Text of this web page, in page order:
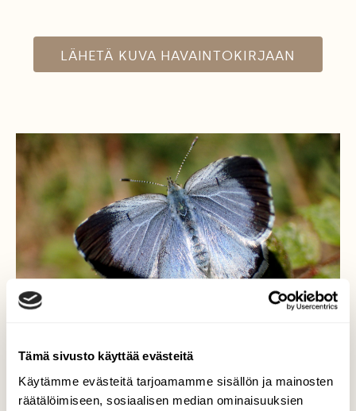
Tämä sivusto käyttää evästeitä
Käytämme evästeitä tarjoamamme sisällön ja mainosten
räätälöimiseen, sosiaalisen median ominaisuuksien
LÄHETÄ KUVA HAVAINTOKIRJAAN
Sinisiipi